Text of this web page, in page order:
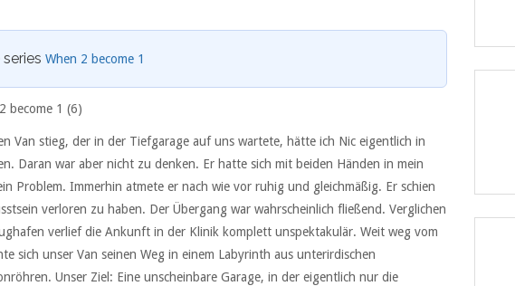
When 2 become 1
become 1 (6)
Van stieg, der in der Tiefgarage auf uns wartete, hätte ich Nic eigentlich in
Daran war aber nicht zu denken. Er hatte sich mit beiden Händen in mein
Problem. Immerhin atmete er nach wie vor ruhig und gleichmäßig. Er schien
verloren zu haben. Der Übergang war wahrscheinlich fließend. Verglichen
verlief die Ankunft in der Klinik komplett unspektakulär. Weit weg vom
sich unser Van seinen Weg in einem Labyrinth aus unterirdischen
Unser Ziel: Eine unscheinbare Garage, in der eigentlich nur die